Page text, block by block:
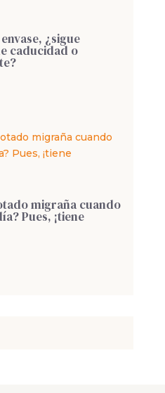
¿sigue
caducidad o
migraña cuando
Pues, ¡tiene